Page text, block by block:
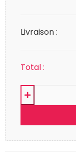
Livraison :
Total :